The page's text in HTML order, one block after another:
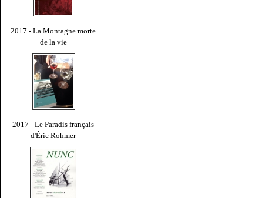
2017 - La Montagne morte
de la vie
2017 - Le Paradis français
d'Éric Rohmer